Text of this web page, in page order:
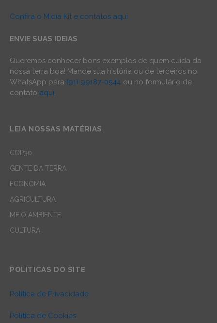
Confira o Mídia Kit e contatos aqui
ENVIE SUAS IDEIAS
Queremos conhecer bons exemplos de quem cuida da
nossa terra boa! Mande sua história ou de terceiros no
WhatsApp para (91) 99187-0544 ou no formulário de
contato aqui.
LEIA NOSSAS MATÉRIAS
COP30
GENTE DA TERRA
ECONOMIA
AGRICULTURA
MEIO AMBIENTE
CULTURA
POLÍTICAS DO SITE
Política de Privacidade
Política de Cookies